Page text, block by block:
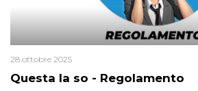
Questa la so - Regolamento
28 ottobre 2025